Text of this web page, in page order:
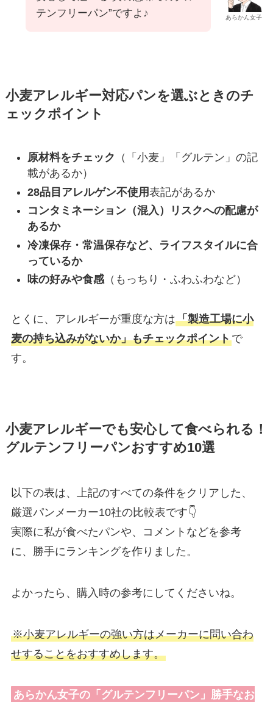
あらかん女子
テンフリーパン”ですよ♪
小麦アレルギー対応パンを選ぶときのチ
ェックポイント
原材料をチェック （「小麦」「グルテン」の記
載があるか）
28品目アレルゲン不使用表記があるか
コンタミネーション（混入）リスクへの配慮が
あるか
冷凍保存・常温保存など、ライフスタイルに合
っているか
味の好みや食感（もっちり・ふわふわなど）
とくに、アレルギーが重度な方は「製造工場に小
麦の持ち込みがないか」もチェックポイントで
す。
小麦アレルギーでも安心して食べられる！
グルテンフリーパンおすすめ10選
以下の表は、上記のすべての条件をクリアした、
厳選パンメーカー10社の比較表です👇
実際に私が食べたパンや、コメントなどを参考
に、勝手にランキングを作りました。
よかったら、購入時の参考にしてくださいね。
※小麦アレルギーの強い方はメーカーに問い合わ
せすることをおすすめします。
あらかん女子の「グルテンフリーパン」勝手なお